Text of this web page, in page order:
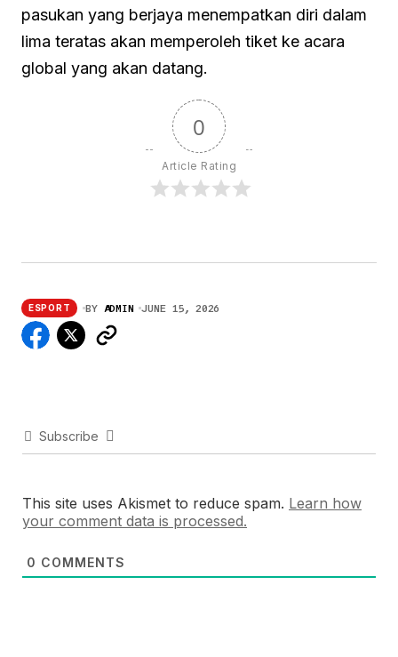
pasukan yang berjaya menempatkan diri dalam
lima teratas akan memperoleh tiket ke acara
global yang akan datang.
0
Article Rating
ESPORT BY ADMIN JUNE 15, 2026
Subscribe
This site uses Akismet to reduce spam. Learn how
your comment data is processed.
0 COMMENTS